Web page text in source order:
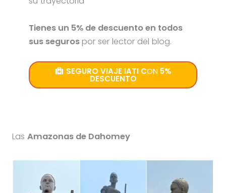
Tienes un 5% de descuento en todos
sus seguros por ser lector del blog.
SEGURO VIAJE IATI CON5%
DESCUENTO
Las Amazonas de Dahomey